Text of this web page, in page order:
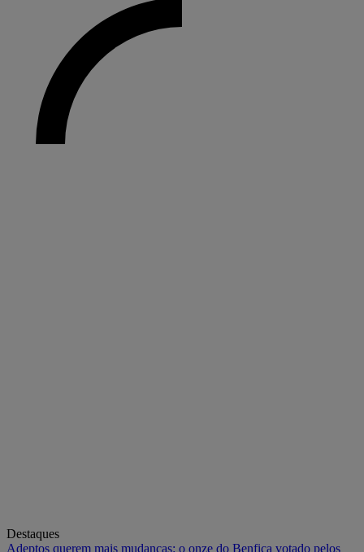
Destaques
Adeptos querem mais mudanças: o onze do Benfica votado pelos